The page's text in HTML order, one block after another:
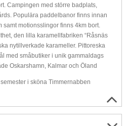
Campingen med större badplats,
Populära paddelbanor finns innan
motionsslingor finns 4km bort.
den lilla karamellfabriken “Råsnäs
nytillverkade karameller. Pittoreska
med småbutiker i unik gammaldags
Oskarshamn, Kalmar och Öland
i sköna Timmernabben